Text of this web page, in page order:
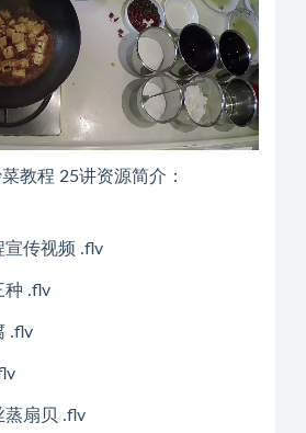
教程 25讲资源简介：
宣传视频 .flv
种 .flv
.flv
蒸扇贝 .flv